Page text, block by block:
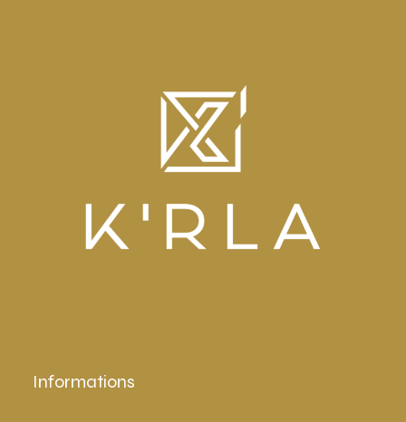
Informations